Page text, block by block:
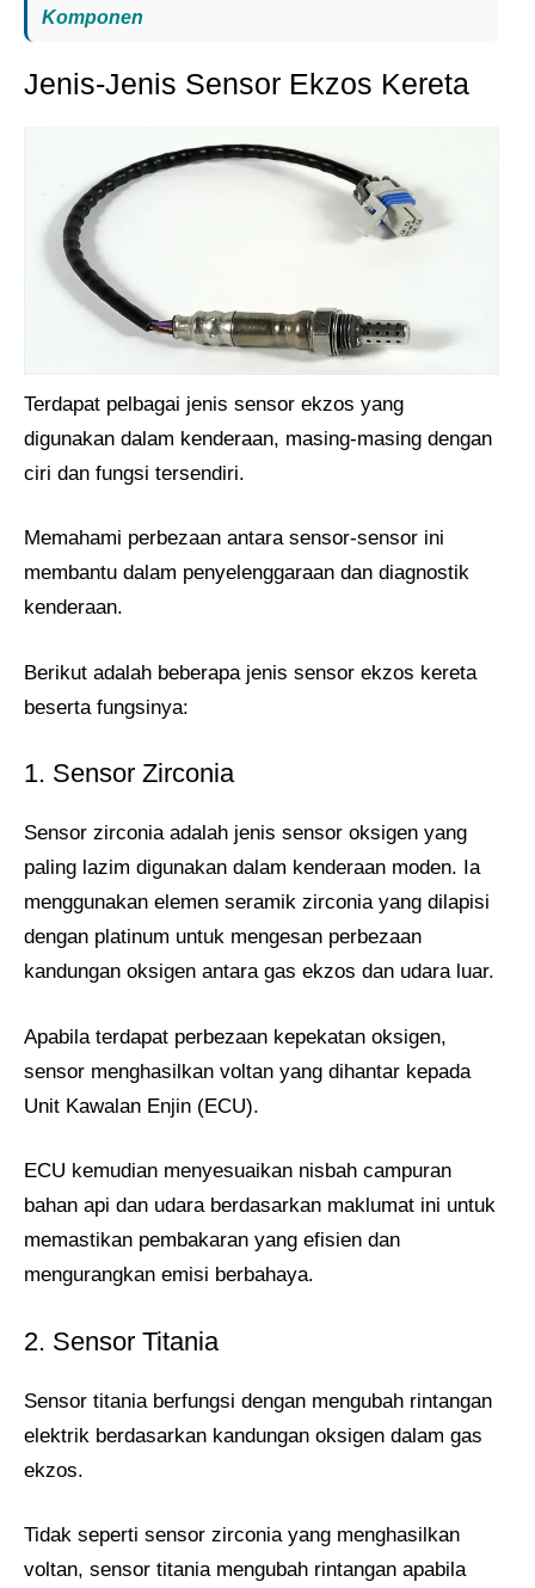
Komponen
Jenis-Jenis Sensor Ekzos Kereta
Terdapat pelbagai jenis sensor ekzos yang
digunakan dalam kenderaan, masing-masing dengan
ciri dan fungsi tersendiri.
Memahami perbezaan antara sensor-sensor ini
membantu dalam penyelenggaraan dan diagnostik
kenderaan.
Berikut adalah beberapa jenis sensor ekzos kereta
beserta fungsinya:
1. Sensor Zirconia
Sensor zirconia adalah jenis sensor oksigen yang
paling lazim digunakan dalam kenderaan moden. Ia
menggunakan elemen seramik zirconia yang dilapisi
dengan platinum untuk mengesan perbezaan
kandungan oksigen antara gas ekzos dan udara luar.
Apabila terdapat perbezaan kepekatan oksigen,
sensor menghasilkan voltan yang dihantar kepada
Unit Kawalan Enjin (ECU).
ECU kemudian menyesuaikan nisbah campuran
bahan api dan udara berdasarkan maklumat ini untuk
memastikan pembakaran yang efisien dan
mengurangkan emisi berbahaya.
2. Sensor Titania
Sensor titania berfungsi dengan mengubah rintangan
elektrik berdasarkan kandungan oksigen dalam gas
ekzos.
Tidak seperti sensor zirconia yang menghasilkan
voltan, sensor titania mengubah rintangan apabila